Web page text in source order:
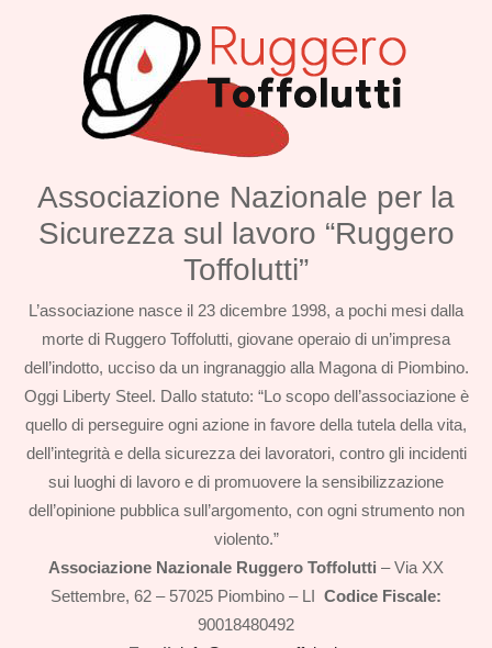
Associazione Nazionale per la
Sicurezza sul lavoro “Ruggero
Toffolutti”
L’associazione nasce il 23 dicembre 1998, a pochi mesi dalla
morte di Ruggero Toffolutti, giovane operaio di un’impresa
dell’indotto, ucciso da un ingranaggio alla Magona di Piombino.
Oggi Liberty Steel. Dallo statuto: “Lo scopo dell’associazione è
quello di perseguire ogni azione in favore della tutela della vita,
dell’integrità e della sicurezza dei lavoratori, contro gli incidenti
sui luoghi di lavoro e di promuovere la sensibilizzazione
dell’opinione pubblica sull’argomento, con ogni strumento non
violento.”
Associazione Nazionale Ruggero Toffolutti – Via XX
Settembre, 62 – 57025 Piombino – LI Codice Fiscale:
90018480492